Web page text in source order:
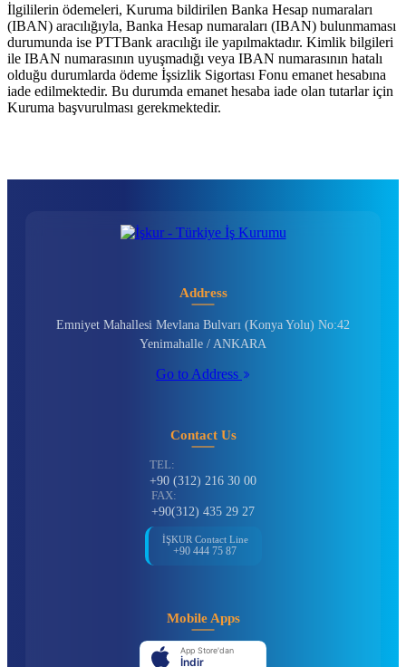
İlgililerin ödemeleri, Kuruma bildirilen Banka Hesap numaraları
(IBAN) aracılığıyla, Banka Hesap numaraları (IBAN) bulunmaması
durumunda ise PTTBank aracılığı ile yapılmaktadır. Kimlik bilgileri
ile IBAN numarasının uyuşmadığı veya IBAN numarasının hatalı
olduğu durumlarda ödeme İşsizlik Sigortası Fonu emanet hesabına
iade edilmektedir. Bu durumda emanet hesaba iade olan tutarlar için
Kuruma başvurulması gerekmektedir.
Address
Emniyet Mahallesi Mevlana Bulvarı (Konya Yolu) No:42
Yenimahalle / ANKARA
Go to Address
Contact Us
TEL:
+90 (312) 216 30 00
FAX:
+90(312) 435 29 27
İŞKUR Contact Line
+90 444 75 87
Mobile Apps
App Store'dan
İndir